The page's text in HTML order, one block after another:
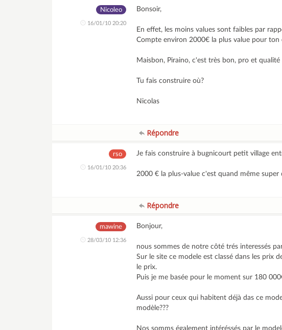
Nicoleo
16/01/10 20:20
Bonsoir,
En effet, les moins values sont faibles par
Compte environ 2000€ la plus value pour ton
Maisbon, Piraino, c'est très bon, pro et qualité
Tu fais construire où?
Nicolas
Répondre
rso
16/01/10 20:36
Je fais construire à bugnicourt petit village
2000 € la plus-value c'est quand même super
Répondre
mawine
28/03/10 12:36
Bonjour,
nous sommes de notre côté trés interessés
Sur le site ce modele est classé dans les prix
le prix.
Puis je me basée pour le moment sur 180
Aussi pour ceux qui habitent déjà das ce
modèle???
Nos somms également intéréssés par le